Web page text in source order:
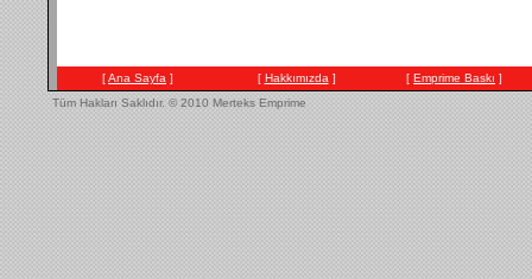
[Ana Sayfa ] [ Hakkımızda ] [ Emprime Baskı ]
Tüm Hakları Saklıdır.© 2010 Merteks Emprime